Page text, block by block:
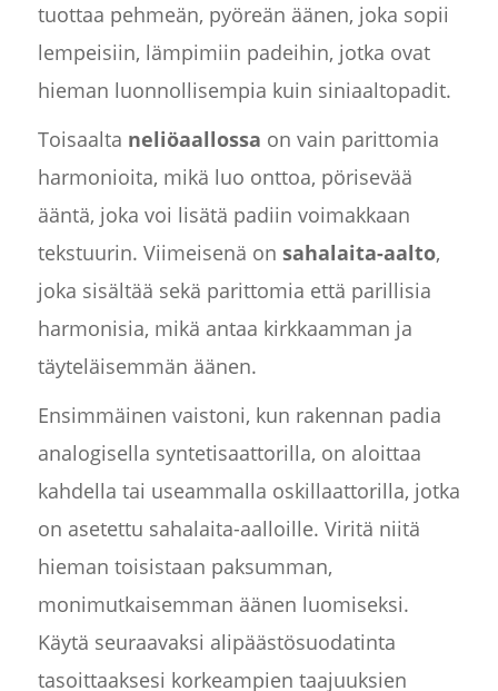
tuottaa pehmeän, pyöreän äänen, joka sopii
lempeisiin, lämpimiin padeihin, jotka ovat
hieman luonnollisempia kuin siniaaltopadit.
Toisaalta neliöaallossa on vain parittomia
harmonioita, mikä luo onttoa, pörisevää
ääntä, joka voi lisätä padiin voimakkaan
tekstuurin. Viimeisenä on sahalaita-aalto,
joka sisältää sekä parittomia että parillisia
harmonisia, mikä antaa kirkkaamman ja
täyteläisemmän äänen.
Ensimmäinen vaistoni, kun rakennan padia
analogisella syntetisaattorilla, on aloittaa
kahdella tai useammalla oskillaattorilla, jotka
on asetettu sahalaita-aalloille. Viritä niitä
hieman toisistaan paksumman,
monimutkaisemman äänen luomiseksi.
Käytä seuraavaksi alipäästösuodatinta
tasoittaaksesi korkeampien taajuuksien